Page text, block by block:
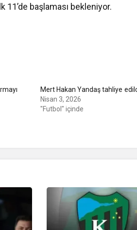
11’de başlaması bekleniyor.
Mert Hakan Yandaş tahliye
Nisan 3, 2026
"Futbol" içinde